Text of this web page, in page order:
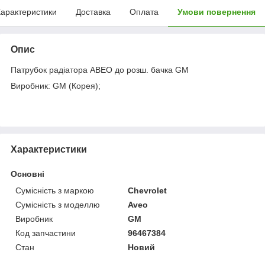
Доставка Оплата Умови повернення
Опис
Патрубок радіатора АВЕО до розш. бачка GM
Виробник: GM (Корея);
Характеристики
Основні
Сумісність з маркою
Chevrolet
Сумісність з моделлю
Aveo
Виробник
GM
Код запчастини
96467384
Стан
Новий